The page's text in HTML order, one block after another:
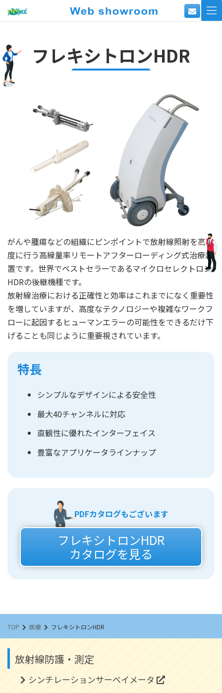
ン
ツ
へ
ス
ー
シ
ョ
ン
フレキシトロンHDR
がんや腫瘍などの組織にピンポイントで放射線照射を高精
度に行う高線量率リモートアフターローディング式治療装
置です。世界でベストセラーであるマイクロセレクトロン
HDRの後継機種です。
放射線治療における正確性と効率はこれまでになく重要性
を増していますが、高度なテクノロジーや複雑なワークフ
ローに起因するヒューマンエラーの可能性をできるだけ下
げることも同じように重要視されています。
特長
シンプルなデザインによる安全性
最大40チャンネルに対応
直観性に優れたインターフェイス
豊富なアプリケータラインナップ
PDFカタログもございます
フレキシトロンHDR
カタログを見る
TOP 医療 フレキシトロンHDR
放射線防護・測定
シンチレーションサーベイメータ